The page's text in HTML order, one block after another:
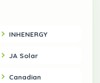
INHENERGY
JA Solar
Canadian